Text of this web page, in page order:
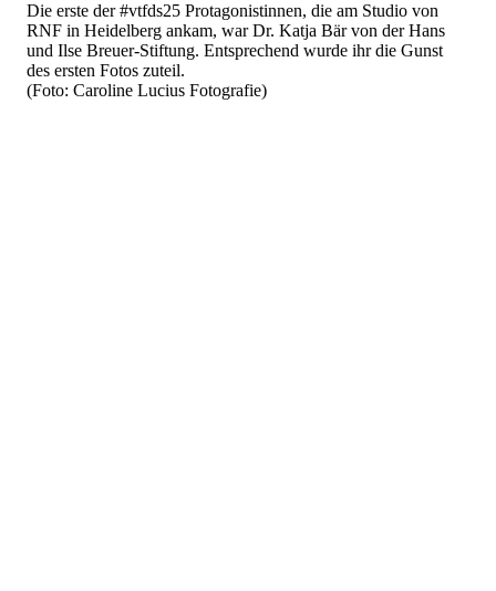
Die erste der #vtfds25 Protagonistinnen, die am Studio von
RNF in Heidelberg ankam, war Dr. Katja Bär von der Hans
und Ilse Breuer-Stiftung. Entsprechend wurde ihr die Gunst
des ersten Fotos zuteil.
(Foto: Caroline Lucius Fotografie)